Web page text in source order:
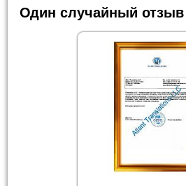
Один случайный отзыв